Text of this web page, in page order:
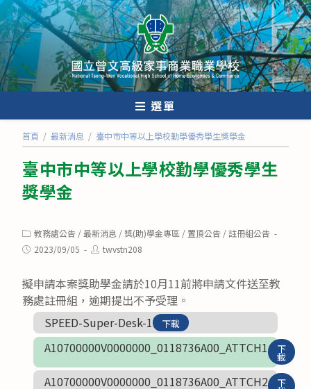
跳
轉
至
主
要
內
選單
首頁 / 最新消息 / 臺中市中等以上學校勤學優秀學生獎學金
臺中市中等以上學校勤學優秀學生
獎學金
Post
category:
教務處公告 /最新消息 /獎(助)學金專區 / 置頂公告 /註冊組公告
Post2023/09/05
Posttwvstn208
擬申請本案獎助學金請於10月11前將申請文件送至教
務處註冊組，逾期提出不予受理。
SPEED-Super-Desk-1
下載
A10700000V0000000_0118736A00_ATTCH1 下
載
A10700000V0000000_0118736A00_ATTCH2 下